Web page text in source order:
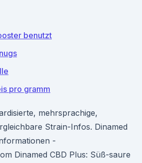
benutzt
pro gramm
mehrsprachige,
Strain-Infos. Dinamed
-
Dinamed CBD Plus: Süß-saure